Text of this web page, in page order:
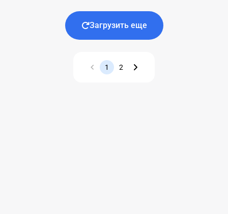
Загрузить еще
Назад
1 2
Вперед